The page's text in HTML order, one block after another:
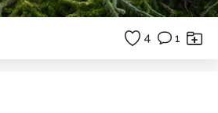
4 1